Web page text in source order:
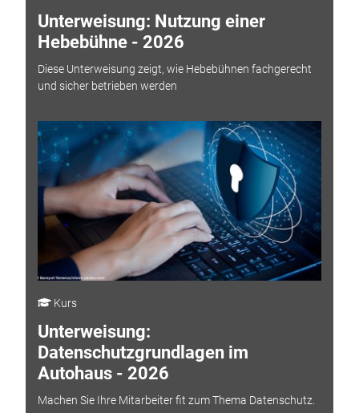
Unterweisung: Nutzung einer
Hebebühne - 2026
Diese Unterweisung zeigt, wie Hebebühnen fachgerecht
und sicher betrieben werden
Kurs
Unterweisung:
Datenschutzgrundlagen im
Autohaus - 2026
Machen Sie Ihre Mitarbeiter fit zum Thema Datenschutz.